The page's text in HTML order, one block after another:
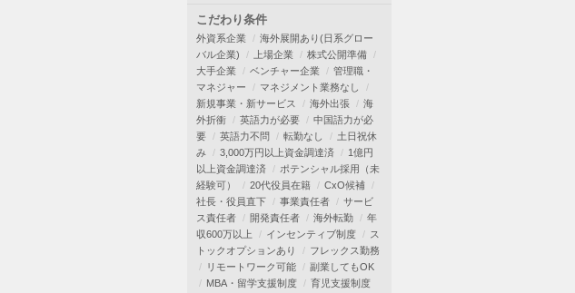
こだわり条件
外資系企業
海外展開あり(日系グロー
バル企業)
上場企業
株式公開準備
大手企業
ベンチャー企業
管理職・
マネジャー
マネジメント業務なし
新規事業・新サービス
海外出張
海
外折衝
英語力が必要
中国語力が必
要
英語力不問 転勤なし
土日祝休
み
3,000万円以上資金調達済
1億円
以上資金調達済
ポテンシャル採用（未
経験可）
20代役員在籍
CxO候補
社長・役員直下
事業責任者
サービ
ス責任者
開発責任者 海外転勤
年
収600万以上
インセンティブ制度
ス
トックオプションあり
フレックス勤務
リモートワーク可能
副業してもOK
MBA・留学支援制度
育児支援制度